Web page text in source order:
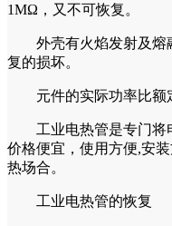
1MΩ，又不可恢复。
外壳有火焰发射及熔
复的损坏。
元件的实际功率比额定
工业电热管是专门将
价格便宜，使用方便,安
热场合。
工业电热管的恢复